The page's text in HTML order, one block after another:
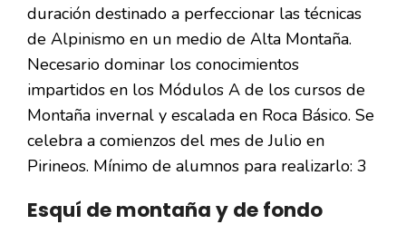
duración destinado a perfeccionar las técnicas
de Alpinismo en un medio de Alta Montaña.
Necesario dominar los conocimientos
impartidos en los Módulos A de los cursos de
Montaña invernal y escalada en Roca Básico. Se
celebra a comienzos del mes de Julio en
Pirineos. Mínimo de alumnos para realizarlo: 3
Esquí de montaña y de fondo